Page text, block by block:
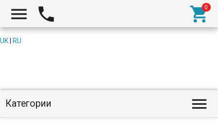
  
UK RU
Категории 